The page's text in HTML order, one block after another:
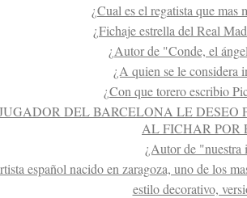
¿Cual es el regatista que mas
¿Fichaje estrella del Real
¿Autor de "Conde, el
¿A quien se le considera
¿Con que torero escribio
DEL BARCELONA LE
AL FICHAR
¿Autor de
español nacido en zaragoza, uno de los
estilo decorativo,